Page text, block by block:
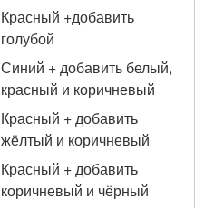
Красный +добавить
голубой
Синий + добавить белый,
красный и коричневый
Красный + добавить
жёлтый и коричневый
Красный + добавить
коричневый и чёрный